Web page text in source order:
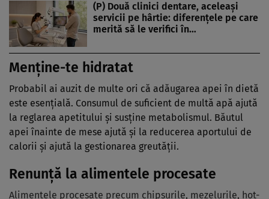
(P) Două clinici dentare, aceleași
servicii pe hârtie: diferențele pe care
merită să le verifici în…
Menține-te hidratat
Probabil ai auzit de multe ori că adăugarea apei în dietă
este esențială. Consumul de suficient de multă apă ajută
la reglarea apetitului și susține metabolismul. Băutul
apei înainte de mese ajută și la reducerea aportului de
calorii și ajută la gestionarea greutății.
Renunță la alimentele procesate
Alimentele procesate precum chipsurile, mezelurile, hot-